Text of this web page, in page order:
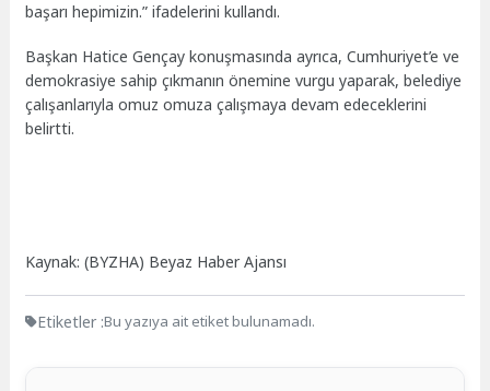
başarı hepimizin.” ifadelerini kullandı.
Başkan Hatice Gençay konuşmasında ayrıca, Cumhuriyet’e ve
demokrasiye sahip çıkmanın önemine vurgu yaparak, belediye
çalışanlarıyla omuz omuza çalışmaya devam edeceklerini
belirtti.
Kaynak: (BYZHA) Beyaz Haber Ajansı
Etiketler :Bu yazıya ait etiket bulunamadı.